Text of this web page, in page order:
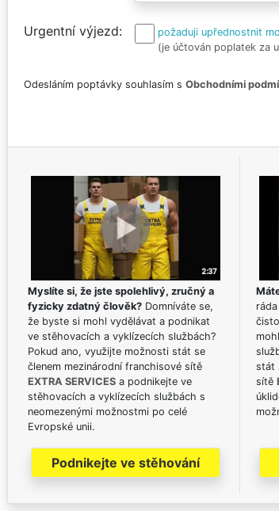
Urgentní výjezd
požaduji upřednostnit
(je účtován poplatek za
Odesláním poptávky souhlasím s Obchodními
Myslíte si, že jste spolehlivý, zručný a
fyzicky zdatný člověk?Domníváte se,
že byste si mohl vydělávat a podnikat
ve stěhovacích a vyklízecích službách?
Pokud ano, využijte možnosti stát se
členem mezinárodní franchisové sítě
EXTRA SERVICESa podnikejte ve
stěhovacích a vyklízecích službách s
neomezenými možnostmi po celé
Evropské unii.
Podnikejte ve stěhování
stát
sítě